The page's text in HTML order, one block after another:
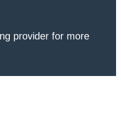
provider for more